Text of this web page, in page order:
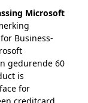
Microsoft
Business-
gedurende 60
is
for